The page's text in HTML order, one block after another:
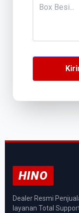
HINO
Dealer Resmi
layanan Total